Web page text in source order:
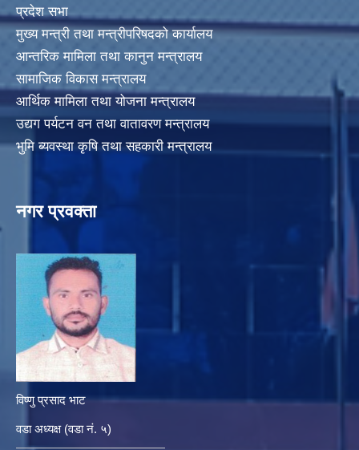
प्रदेश सभा
मुख्य मन्त्री तथा मन्त्रीपरिषदको कार्यालय
आन्तरिक मामिला तथा कानुन मन्त्रालय
सामाजिक विकास मन्त्रालय
आर्थिक मामिला तथा योजना मन्त्रालय
उद्यग पर्यटन वन तथा वातावरण मन्त्रालय
भुमि ब्यवस्था कृषि तथा सहकारी मन्त्रालय
नगर प्रवक्ता
विष्णु प्रसाद भाट
वडा अध्यक्ष (वडा नं. ५)